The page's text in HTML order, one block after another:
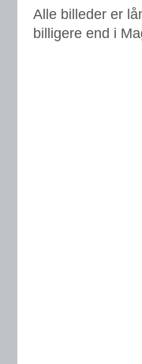
Alle billeder er
billigere end i